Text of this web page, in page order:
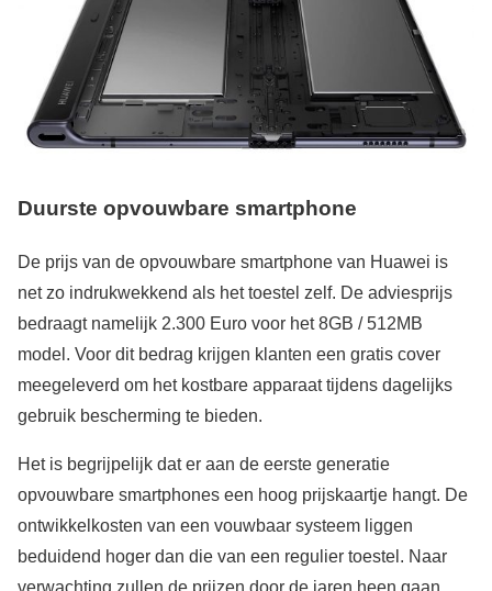
Duurste opvouwbare smartphone
De prijs van de opvouwbare smartphone van Huawei is
net zo indrukwekkend als het toestel zelf. De adviesprijs
bedraagt namelijk 2.300 Euro voor het 8GB / 512MB
model. Voor dit bedrag krijgen klanten een gratis cover
meegeleverd om het kostbare apparaat tijdens dagelijks
gebruik bescherming te bieden.
Het is begrijpelijk dat er aan de eerste generatie
opvouwbare smartphones een hoog prijskaartje hangt. De
ontwikkelkosten van een vouwbaar systeem liggen
beduidend hoger dan die van een regulier toestel. Naar
verwachting zullen de prijzen door de jaren heen gaan